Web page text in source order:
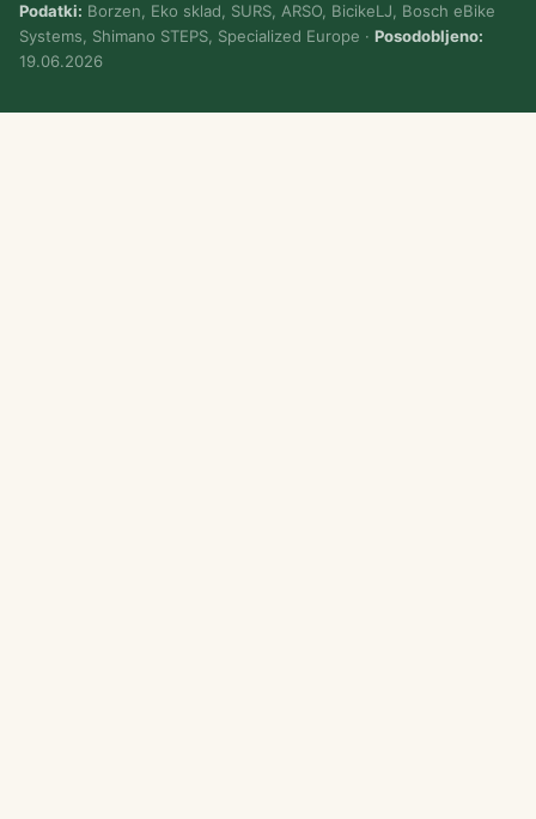
Podatki: Borzen, Eko sklad, SURS, ARSO, BicikeLJ, Bosch eBike
Systems, Shimano STEPS, Specialized Europe · Posodobljeno:
19.06.2026